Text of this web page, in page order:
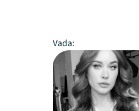
Vada: